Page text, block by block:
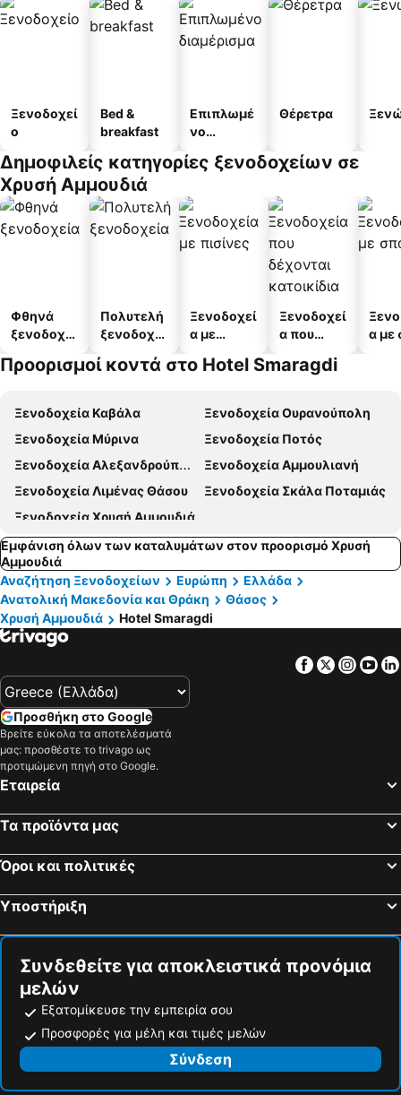
Ξενοδοχεί
ο
Bed &
breakfast
Επιπλωμέ
νο
α
Θέρετρα
Δημοφιλείς κατηγορίες ξενοδοχείων σε
Χρυσή Αμμουδιά
Φθηνά
ξενοδοχεί
Πολυτελή
ξενοδοχεί
Ξενοδοχεί
α με
Ξενοδοχεί
α που
κατοικίδι
α με
Προορισμοί κοντά στο Hotel Smaragdi
Ξενοδοχεία Καβάλα
Ξενοδοχεία Ουρανούπολη
Ξενοδοχεία Μύρινα
Ξενοδοχεία Ποτός
Ξενοδοχεία Αλεξανδρούπολη
Ξενοδοχεία Αμμουλιανή
Ξενοδοχεία Λιμένας Θάσου
Ξενοδοχεία Σκάλα Ποταμιάς
Ξενοδοχεία Χρυσή Αμμουδιά
Εμφάνιση όλων των καταλυμάτων στον προορισμό Χρυσή
Αμμουδιά
Αναζήτηση Ξενοδοχείων
Ευρώπη
Ελλάδα
Ανατολική Μακεδονία και Θράκη
Θάσος
Χρυσή Αμμουδιά
Hotel Smaragdi
Facebook
Twitter
Προσθήκη στο Google
Βρείτε εύκολα τα αποτελέσματά
μας: προσθέστε το trivago ως
προτιμώμενη πηγή στο Google.
Εταιρεία
Τα προϊόντα μας
Όροι και πολιτικές
Υποστήριξη
Συνδεθείτε για αποκλειστικά προνόμια
μελών
Εξατομίκευσε την εμπειρία σου
Προσφορές για μέλη και τιμές μελών
Σύνδεση